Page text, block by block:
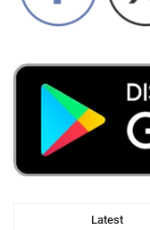
Latest